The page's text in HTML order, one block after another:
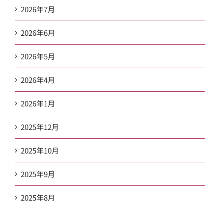
2026年7月
2026年6月
2026年5月
2026年4月
2026年1月
2025年12月
2025年10月
2025年9月
2025年8月